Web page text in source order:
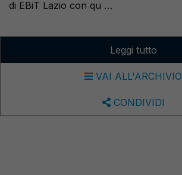
di EBiT Lazio con qu …
Leggi tutto
VAI ALL'ARCHIVIO
CONDIVIDI